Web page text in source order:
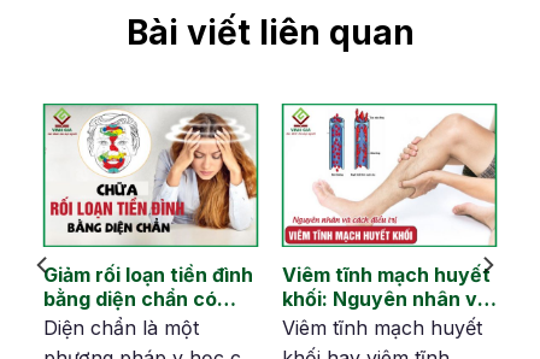
Bài viết liên quan
Giảm rối loạn tiền đình
bằng diện chẩn có
hiệu quả không?
Diện chẩn là một
Viêm tĩnh mạch huyết
khối: Nguyên nhân và
tránh biến chứng
Viêm tĩnh mạch huyết